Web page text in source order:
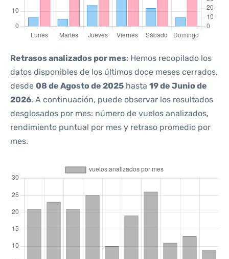
Retrasos analizados por mes: Hemos recopilado los
datos disponibles de los últimos doce meses cerrados,
desde 08 de Agosto de 2025 hasta 19 de Junio de
2026. A continuación, puede observar los resultados
desglosados por mes: número de vuelos analizados,
rendimiento puntual por mes y retraso promedio por
mes.